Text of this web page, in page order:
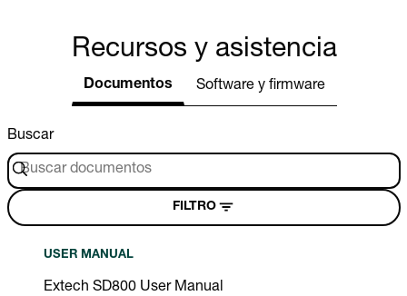
Recursos y asistencia
Documentos Software y firmware
Buscar
FILTRO
USER MANUAL
Extech SD800 User Manual